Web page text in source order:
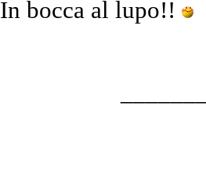
In bocca al lupo!!